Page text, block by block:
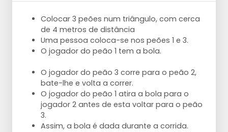
diretamente para o peão 1 e recebe a bola
em corrida do jogador 1.
O jogador 1 corre de novo em direção ao
peão livre e assim sucessivamente.
jogadores viram para o outro lado.
Certifique-se de que continuam a lançar
com a mão exterior.
Colocar 3 peões num triângulo, com cerca
de 4 metros de distância
Uma pessoa coloca-se nos peões 1 e 3.
O jogador do peão 1 tem a bola.
O jogador do peão 3 corre para o peão 2,
bate-lhe e volta a correr.
O jogador do peão 1 atira a bola para o
jogador 2 antes de esta voltar para o peão
3.
Assim, a bola é dada durante a corrida.